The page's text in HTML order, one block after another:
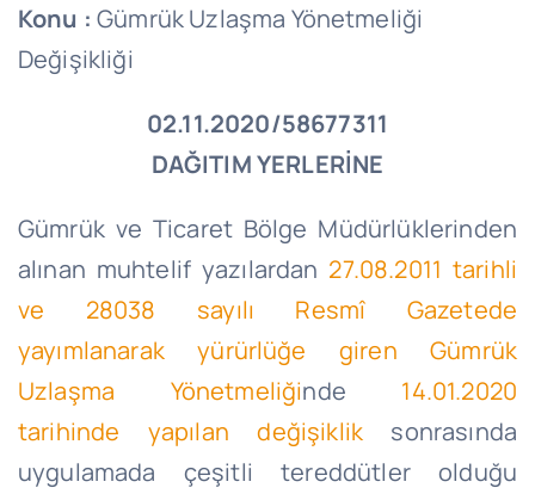
Konu : Gümrük Uzlaşma Yönetmeliği
Değişikliği
02.11.2020/58677311
DAĞITIM YERLERİNE
Gümrük ve Ticaret Bölge Müdürlüklerinden
alınan muhtelif yazılardan 27.08.2011 tarihli
ve 28038 sayılı Resmî Gazetede
yayımlanarak yürürlüğe giren Gümrük
Uzlaşma Yönetmeliğinde 14.01.2020
tarihinde yapılan değişiklik sonrasında
uygulamada çeşitli tereddütler olduğu